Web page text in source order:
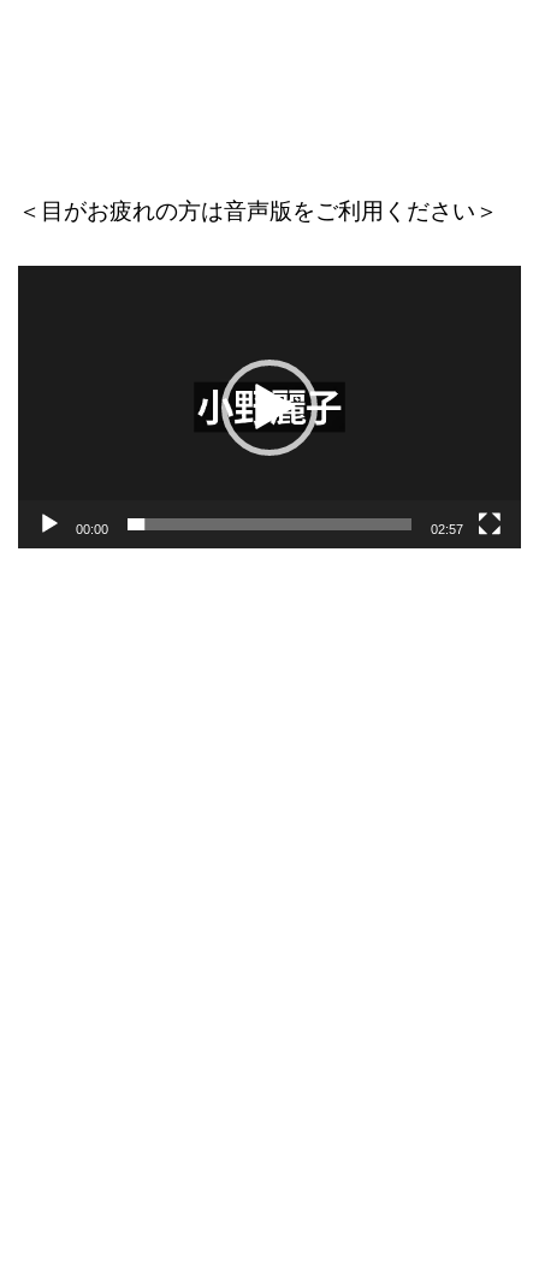
＜目がお疲れの方は音声版をご利用ください＞
00:00 02:57